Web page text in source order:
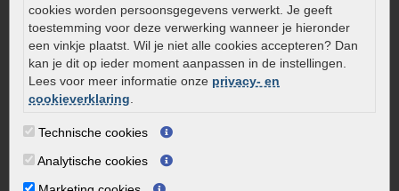
cookies worden persoonsgegevens verwerkt. Je geeft
toestemming voor deze verwerking wanneer je hieronder
een vinkje plaatst. Wil je niet alle cookies accepteren? Dan
kan je dit op ieder moment aanpassen in de instellingen.
Lees voor meer informatie onze privacy- en
cookieverklaring.
Technische cookies
Analytische cookies
Kaapstanderweg 41
8243 RB Lelystad
info@onlinetuinwarenhuis.nl
Routebeschrijving
Openingstijden
Maandag
Dinsdag
Woensdag